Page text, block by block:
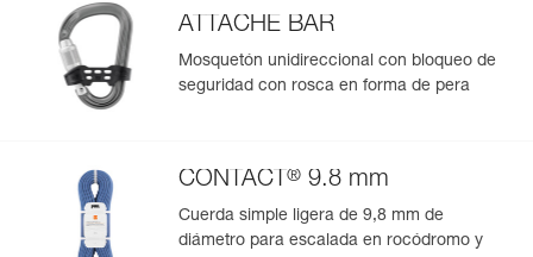
Pack : 1
Referencia : C052BB03
Colores : LILAC WHITE
Talla : L
Peso : 430 g
Garantía : 3 Años
Pack : 1
Referencia : C052BB04
ATTACHE BAR
Mosquetón unidireccional con bloqueo de
seguridad con rosca en forma de pera
CONTACT ® 9.8 mm
Cuerda simple ligera de 9,8 mm de
diámetro para escalada en rocódromo y